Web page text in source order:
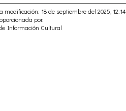
modificación: 18 de septiembre del 2025, 12:14
por:
Información Cultural